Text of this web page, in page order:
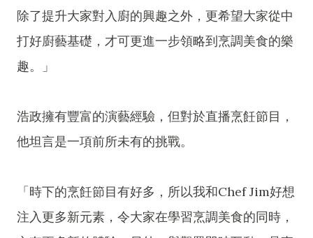
除了提升大家對入廚的興趣之外，更希望大家從中
打好廚藝基礎，才可更進一步領略到烹調美食的樂
趣。」
浩政擁有豐富的演藝經驗，但對於直播烹飪節目，
他坦言是一項前所未有的挑戰。
「時下的烹飪節目有好多，所以我和Chef Jim好想
注入更多新元素，令大家在學習烹調美食的同時，